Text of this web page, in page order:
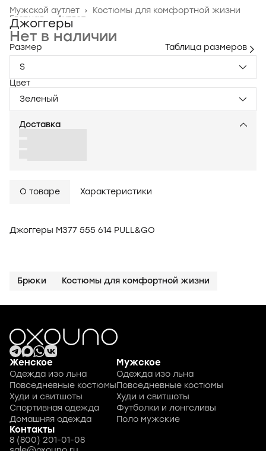
Костюмы для комфортной жизни
Мужской аутлет ›
Аутлет
Главная ›
Джоггеры
Нет в наличии
Размер
Таблица размеров
S
Цвет
Зеленый
Доставка
О товаре Характеристики
Джоггеры M377 555 614 PULL&GO
Брюки Костюмы для комфортной жизни
Женское
Одежда изо льна
Повседневные костюмы
Худи и свитшоты
Спортивная одежда
Домашняя одежда
Мужское
Одежда изо льна
Повседневные костюмы
Худи и свитшоты
Футболки и лонгсливы
Поло мужские
Контакты
8 (800) 201-01-08